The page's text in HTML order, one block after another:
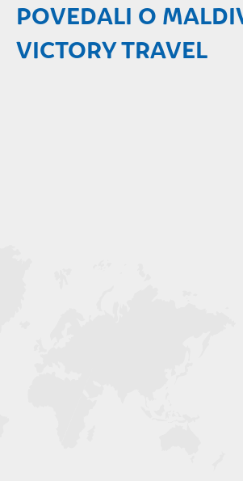
POVEDALI O
VICTORY TRAVEL